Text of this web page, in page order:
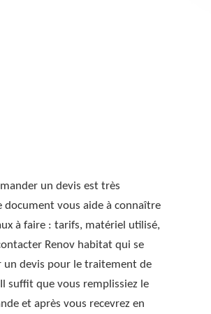
un devis est très
document vous aide à connaître
à faire : tarifs, matériel utilisé,
Renov habitat qui se
un devis pour le traitement de
suffit que vous remplissiez le
et après vous recevrez en